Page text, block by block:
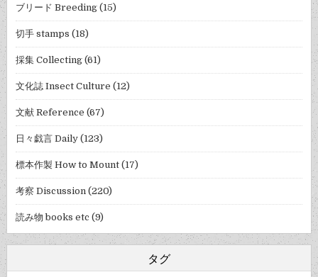
ブリード Breeding (15)
切手 stamps (18)
採集 Collecting (61)
文化誌 Insect Culture (12)
文献 Reference (67)
日々戯言 Daily (123)
標本作製 How to Mount (17)
考察 Discussion (220)
読み物 books etc (9)
タグ